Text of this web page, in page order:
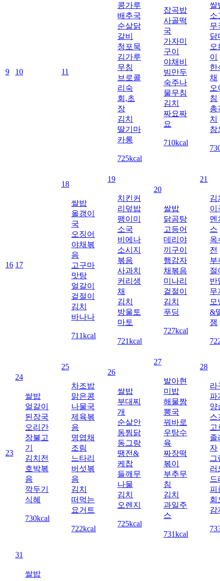
9 10 11
콩가루
배추국
순살닭
갈비
청포묵
김가루
무침
브로콜
리숙
회,초
장
김치
딸기마
카롱
725kcal
잡곡밥
사골떡
국
가자미
구이
야채비
빔만두
숙주나
물무침
김치
짜요짜
요
710kcal
쌀
소
무
닭
오
이
한
채
오
침
총
치
참
16 17
18
쌀밥
올갱이
국
오징어
야채볶
음
고구마
맛탕
얼갈이
겉절이
김치
바나나
711kcal
19
치킨커
리덮밥
팽이미
소국
비에나
소시지
볶음
사과치
커리생
채
김치
방울토
마토
721kcal
20
쌀밥
닭곰탕
고등어
데리야
끼구이
햄감자
채볶음
미나리
겉절이
김치
푸딩
727kcal
21
김
이
멘
스
옥
전
부
절
반
무
모
&
잼
23
24
쌀밥
얼갈이
된장국
오리간
장불고
기
김치전
호박볶
음
깍두기
식혜
730kcal
25
차조밥
맑은콩
나물국
제육볶
음
명엽채
조림
느타리
버섯볶
음
김치
떠먹는
요거트
722kcal
26
쌀밥
부대찌
개
순살안
동찜닭
동그랑
땡전&
케찹
들깨무
나물
김치
오렌지
725kcal
27
발아현
미밥
해물짬
뽕국
꿔바로
우탕수
육
짜장떡
볶이
부추무
침
김치
과일주
스
731kcal
28
라
파
양
스
고
졸
자
그
러
드
피
회
감
31
쌀밥